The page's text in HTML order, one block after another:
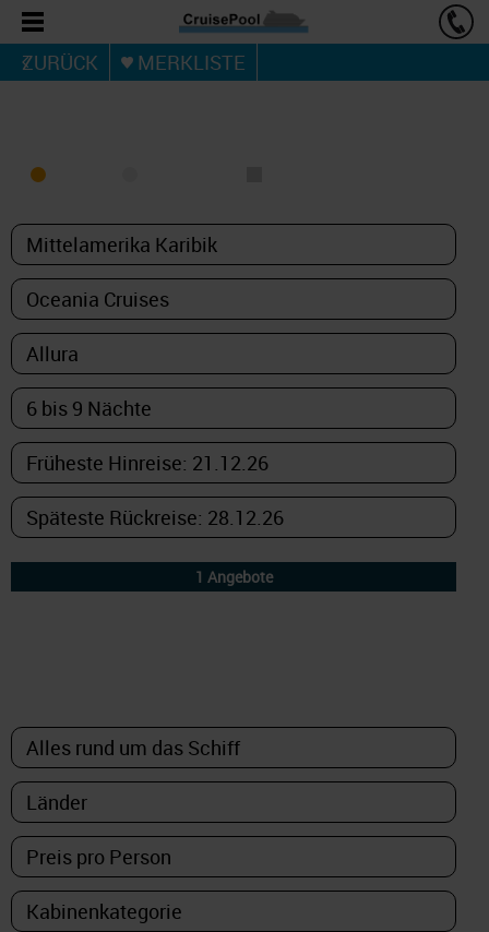
ZURÜCK MERKLISTE